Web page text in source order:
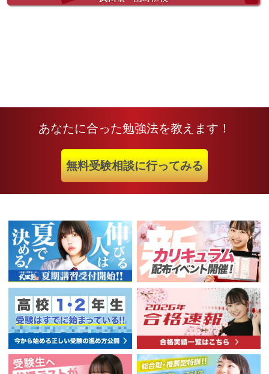
あなたに合った勉強法を教えます！
無料受験相談に行ってみる